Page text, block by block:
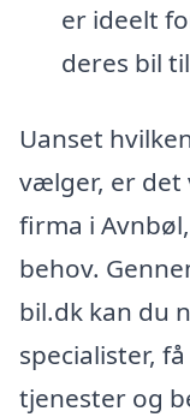
er ideelt
deres bil
Uanset
vælger, er det
firma i
behov.
bil.dk kan du
specialister,
tjenester og